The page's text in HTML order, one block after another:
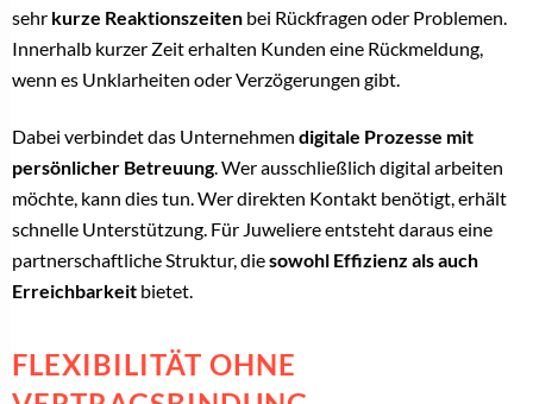
sehr kurze Reaktionszeiten bei Rückfragen oder Problemen.
Innerhalb kurzer Zeit erhalten Kunden eine Rückmeldung,
wenn es Unklarheiten oder Verzögerungen gibt.
Dabei verbindet das Unternehmen digitale Prozesse mit
persönlicher Betreuung. Wer ausschließlich digital arbeiten
möchte, kann dies tun. Wer direkten Kontakt benötigt, erhält
schnelle Unterstützung. Für Juweliere entsteht daraus eine
partnerschaftliche Struktur, diesowohl Effizienz als auch
Erreichbarkeit bietet.
FLEXIBILITÄT OHNE